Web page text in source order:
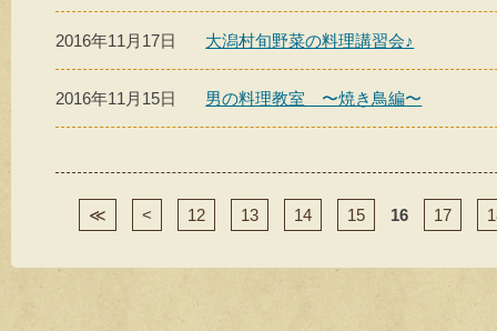
2016年11月17日 大潟村旬野菜の料理講習会♪
2016年11月15日 男の料理教室 〜焼き鳥編〜
≪ < 12 13 14 15 16 17